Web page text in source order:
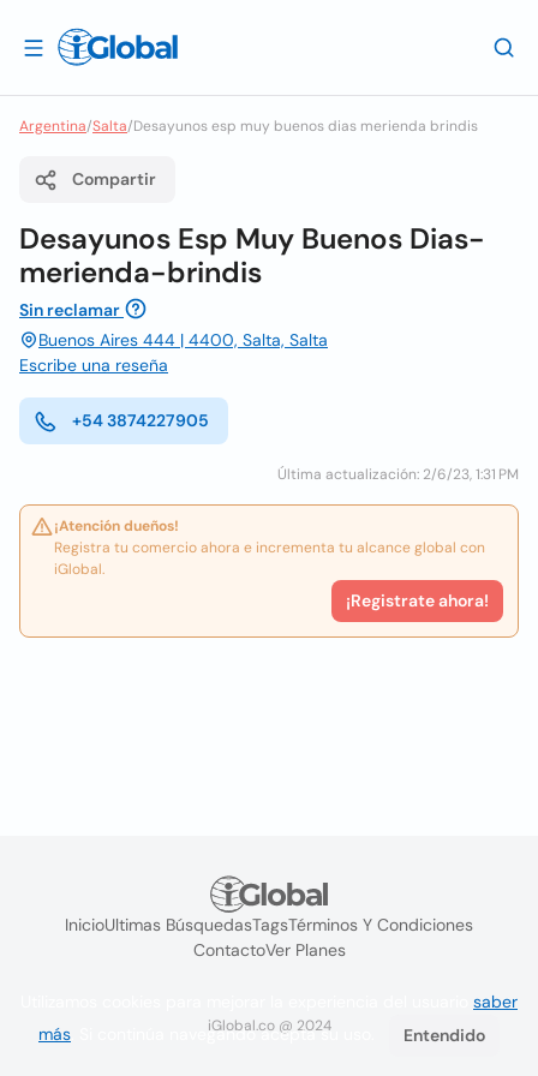
Argentina/Salta/Desayunos esp muy buenos dias merienda brindis
Compartir
Desayunos Esp Muy Buenos Dias-
merienda-brindis
Sin reclamar
Buenos Aires 444 | 4400, Salta, Salta
Escribe una reseña
+54 3874227905
Última actualización: 2/6/23, 1:31 PM
¡Atención dueños!
Registra tu comercio ahora e incrementa tu alcance global con
iGlobal.
¡Registrate ahora!
InicioUltimas BúsquedasTagsTérminos Y Condiciones
ContactoVer Planes
iGlobal.co @ 2024
saber
más . Si continúa navegando acepta su uso. Entendido